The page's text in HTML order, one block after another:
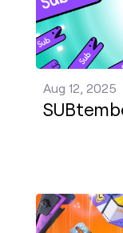
Aug 12, 2025
2025 年夏季